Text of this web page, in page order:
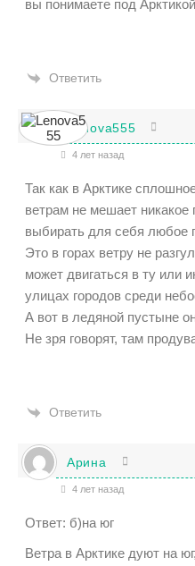
вы понимаете под
Ответить
Lenova555
4 лет назад
Так как в Арктике
ветрам не мешает никакое
выбирать для себя любое
Это в горах ветру не
может двигаться в ту или
улицах городов среди
А вот в ледяной пустыне
Не зря говорят, там
Ответить
Арина
4 лет назад
Ответ: б)на юг
Ветра в Арктике дуют на